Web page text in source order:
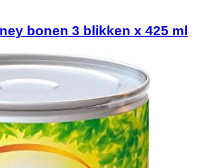
bonen 3 blikken x 425 ml